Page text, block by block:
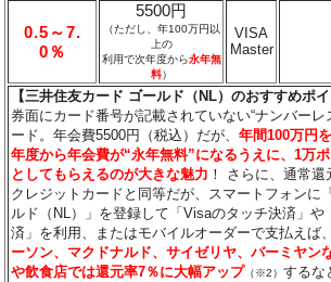
0.5～7.
0％
5500円
（ただし、年100万円以
上の
利用で次年度から永年無
料）
VISA
Master
【三井住友カード ゴールド（NL）のおすすめポイ
券面にカード番号が記載されていない“ナンバーレ
ード。年会費5500円（税込）だが、年間100万円
年度から年会費が“永年無料”になるうえに、1万ポ
としてもらえるのが大きな魅力 ！ さらに、通常
クレジットカードと同等だが、スマートフォンに
ルド（NL）」を登録して「Visaのタッチ決済」や
済」を利用、またはモバイルオーダーで支払えば
ーソン、マクドナルド、サイゼリヤ、バーミヤン
や飲食店では還元率7％に大幅アップ （※2）するな